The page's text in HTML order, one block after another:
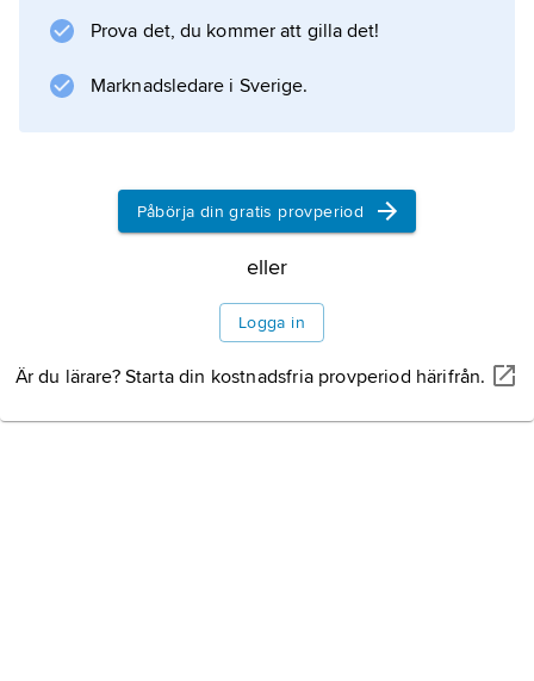
Prova det, du kommer att gilla det!
Marknadsledare i Sverige.
Påbörja din gratis provperiod
eller
Logga in
Är du lärare? Starta din kostnadsfria provperiod härifrån.